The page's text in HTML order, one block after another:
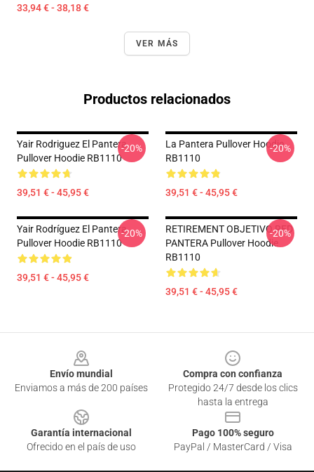
33,94 € - 38,18 €
VER MÁS
Productos relacionados
Yair Rodriguez El Pantera
Pullover Hoodie RB1110
39,51 € - 45,95 €
-20%
La Pantera Pullover Hoodie
RB1110
39,51 € - 45,95 €
-20%
Yair Rodríguez El Pantera
Pullover Hoodie RB1110
39,51 € - 45,95 €
-20%
RETIREMENT OBJETIVO RED
PANTERA Pullover Hoodie
RB1110
39,51 € - 45,95 €
-20%
Envío mundial
Enviamos a más de 200 países
Compra con confianza
Protegido 24/7 desde los clics
hasta la entrega
Garantía internacional
Ofrecido en el país de uso
Pago 100% seguro
PayPal / MasterCard / Visa